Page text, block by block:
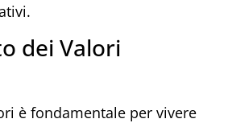
dei Valori
è fondamentale per vivere